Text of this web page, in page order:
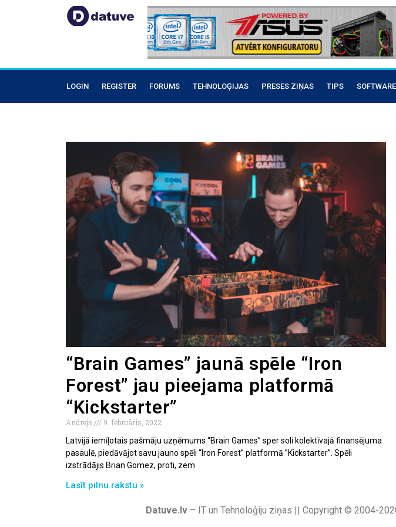
LOGIN REGISTER FORUMS TEHNOLOĢIJAS PRESES ZIŅAS TIPS SOFTWARE
“Brain Games” jaunā spēle “Iron
Forest” jau pieejama platformā
“Kickstarter”
Andrejs
9. februāris, 2022
Latvijā iemīļotais pašmāju uzņēmums “Brain Games” sper soli kolektīvajā finansējuma
pasaulē, piedāvājot savu jauno spēli “Iron Forest” platformā ’’Kickstarter’’. Spēli
izstrādājis Brian Gomez, proti, zem
Lasīt pilnu rakstu »
Datuve.lv – IT un Tehnoloģiju ziņas || Copyright © 2004-